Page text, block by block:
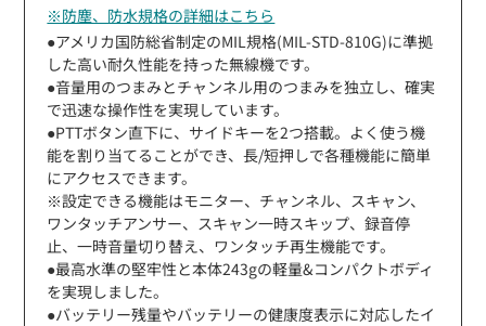
※防塵、防水規格の詳細はこちら
●アメリカ国防総省制定のMIL規格(MIL-STD-810G)に準拠
した高い耐久性能を持った無線機です。
●音量用のつまみとチャンネル用のつまみを独立し、確実
で迅速な操作性を実現しています。
●PTTボタン直下に、サイドキーを2つ搭載。よく使う機
能を割り当てることができ、長/短押しで各種機能に簡単
にアクセスできます。
※設定できる機能はモニター、チャンネル、スキャン、
ワンタッチアンサー、スキャン一時スキップ、録音停
止、一時音量切り替え、ワンタッチ再生機能です。
●最高水準の堅牢性と本体243gの軽量&コンパクトボディ
を実現しました。
●バッテリー残量やバッテリーの健康度表示に対応したイ